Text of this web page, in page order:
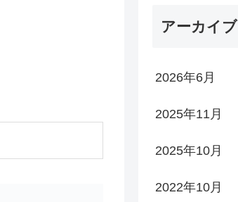
アーカイブ
2026年6月
2025年11月
2025年10月
2022年10月